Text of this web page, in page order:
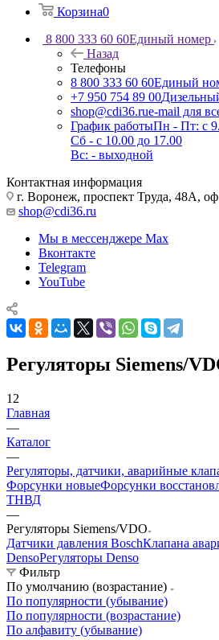
Корзина0
8 800 333 60 60Единый номер
Назад
Телефоны
8 800 333 60 60Единый
+7 950 754 89 00
shop@cdi36.rue-mail для
График работыПн - Пт: с
Сб - с 10.00 до 17.00
Вс: - выходной
Контактная информация
г. Воронеж, проспект Труда, 48А,
shop@cdi36.ru
Мы в мессенджере Max
Вконтакте
Telegram
YouTube
Регуляторы Siemens/
12
Главная
—
Каталог
—
Регуляторы, датчики, аварийные
Форсунки новыеФорсунки
ТНВД
—
Регуляторы Siemens/VDO
Датчики давления BoschКлапана
DensoРегуляторы Denso
Фильтр
По умолчанию (возрастание)
По популярности (убывание)
По популярности (возрастание)
По алфавиту (убывание)